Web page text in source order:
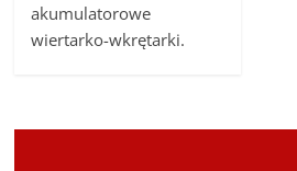
akumulatorowe
wiertarko-wkrętarki.